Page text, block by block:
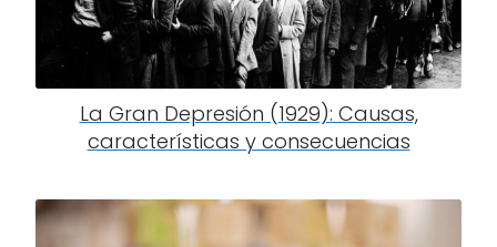
La Gran Depresión (1929): Causas,
características y consecuencias